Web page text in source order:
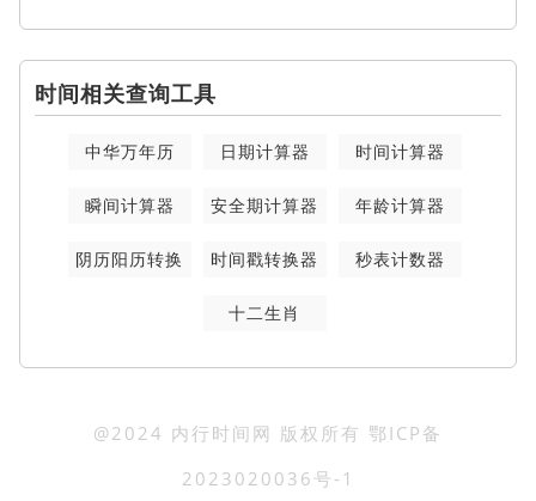
时间相关查询工具
中华万年历 日期计算器 时间计算器
瞬间计算器 安全期计算器 年龄计算器
阴历阳历转换 时间戳转换器 秒表计数器
十二生肖
@2024 内行时间网 版权所有 鄂ICP备
2023020036号-1